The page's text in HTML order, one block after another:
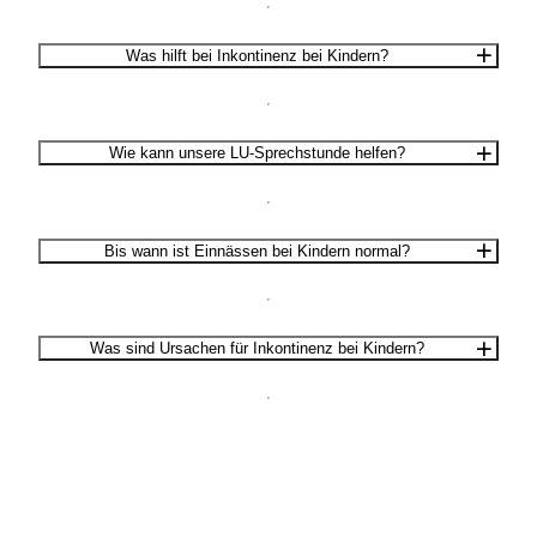
Was hilft bei Inkontinenz bei Kindern?
Wie kann unsere LU-Sprechstunde helfen?
Bis wann ist Einnässen bei Kindern normal?
Was sind Ursachen für Inkontinenz bei Kindern?